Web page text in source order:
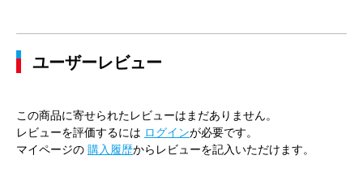
ユーザーレビュー
この商品に寄せられたレビューはまだありません。
レビューを評価するには ログインが必要です。
マイページの 購入履歴からレビューを記入いただけます。